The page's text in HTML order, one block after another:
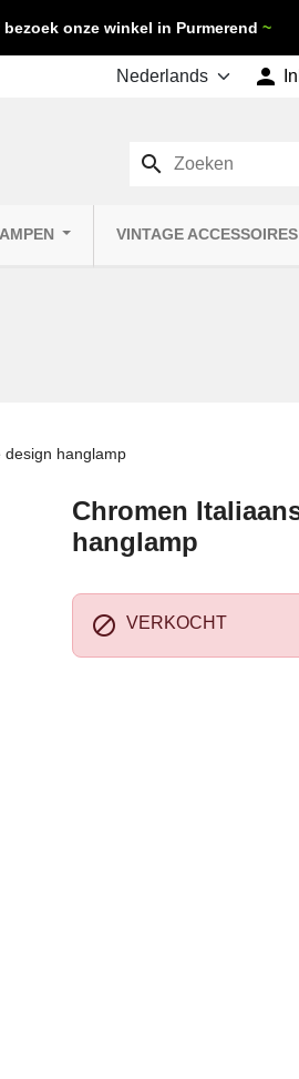
onze winkel in Purmerend ~

VINTAGE ACCESSOIRES
search
design hanglamp
Chromen
hanglamp
 VERKOCHT